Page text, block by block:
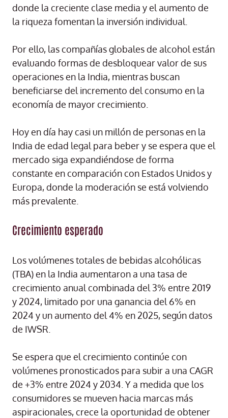
donde la creciente clase media y el aumento de
la riqueza fomentan la inversión individual.
Por ello, las compañías globales de alcohol están
evaluando formas de desbloquear valor de sus
operaciones en la India, mientras buscan
beneficiarse del incremento del consumo en la
economía de mayor crecimiento.
Hoy en día hay casi un millón de personas en la
India de edad legal para beber y se espera que el
mercado siga expandiéndose de forma
constante en comparación con Estados Unidos y
Europa, donde la moderación se está volviendo
más prevalente.
Crecimiento esperado
Los volúmenes totales de bebidas alcohólicas
(TBA) en la India aumentaron a una tasa de
crecimiento anual combinada del 3% entre 2019
y 2024, limitado por una ganancia del 6% en
2024 y un aumento del 4% en 2025, según datos
de IWSR.
Se espera que el crecimiento continúe con
volúmenes pronosticados para subir a una CAGR
de +3% entre 2024 y 2034. Y a medida que los
consumidores se mueven hacia marcas más
aspiracionales, crece la oportunidad de obtener